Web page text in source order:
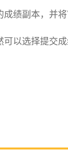
绩副本，并
以选择提交成